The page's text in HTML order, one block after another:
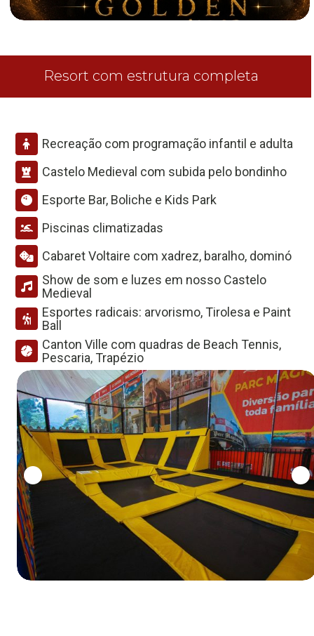
Resort com estrutura completa
Recreação com programação infantil e adulta
Castelo Medieval com subida pelo bondinho
Esporte Bar, Boliche e Kids Park
Piscinas climatizadas
Cabaret Voltaire com xadrez, baralho, dominó
Show de som e luzes em nosso Castelo
Medieval
Esportes radicais: arvorismo, Tirolesa e Paint
Ball
Canton Ville com quadras de Beach Tennis,
Pescaria, Trapézio